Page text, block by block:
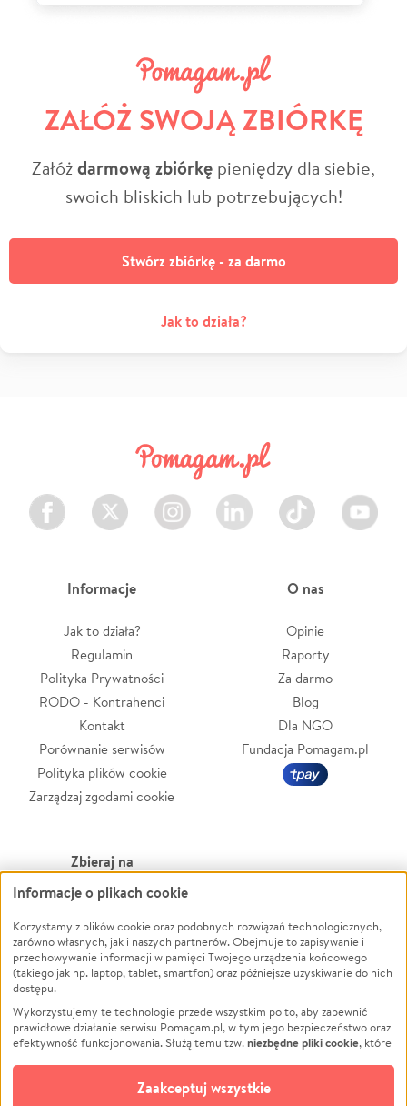
ZAŁÓŻ SWOJĄ ZBIÓRKĘ
Załóżdarmową zbiórkę pieniędzy dla siebie,
swoich bliskich lub potrzebujących!
Stwórz zbiórkę - za darmo
Jak to działa?
Facebook Twitter Instagram LinkedIn TikTok Youtube
Informacje
Jak to działa?
Regulamin
Polityka Prywatności
RODO - Kontrahenci
Kontakt
Porównanie serwisów
Polityka plików cookie
Zarządzaj zgodami cookie
O nas
Opinie
Raporty
Za darmo
Blog
Dla NGO
Fundacja Pomagam.pl
Zbieraj na
Leczenie
Zwierzęta
Pożar
Ukraina
Pomoc Finansowa
Projekty
Pogrzeb
Społeczność lokalna
Powódź
Wichura
NGO
Edukacja
Podróż
Impreza
Ochrona środowiska
Informacje o plikach cookie
Korzystamy z plików cookie oraz podobnych rozwiązań technologicznych,
zarówno własnych, jak i naszych partnerów. Obejmuje to zapisywanie i
przechowywanie informacji w pamięci Twojego urządzenia końcowego
(takiego jak np. laptop, tablet, smartfon) oraz późniejsze uzyskiwanie do nich
dostępu.
Wykorzystujemy te technologie przede wszystkim po to, aby zapewnić
prawidłowe działanie serwisu Pomagam.pl, w tym jego bezpieczeństwo oraz
efektywność funkcjonowania. Służą temu tzw.niezbędne pliki cookie, które
opcjonalnych plików cookie
technologii do celów analitycznych i retargetingowych. Możesz wyrazić
Zaakceptuj wszystkie